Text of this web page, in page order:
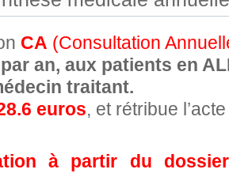
CA (Consultation
an, aux patients en
traitant.
euros, et rétribue
à partir du